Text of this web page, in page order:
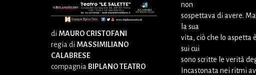
di MAURO CRISTOFANI
regia di MASSIMILIANO
CALABRESE
compagnia BIPLANO TEATRO
non
sospettava di avere.
la sua
vita, ciò che lo aspetta
sui cui
sono scritte le verità
Incastonata nei ritmi